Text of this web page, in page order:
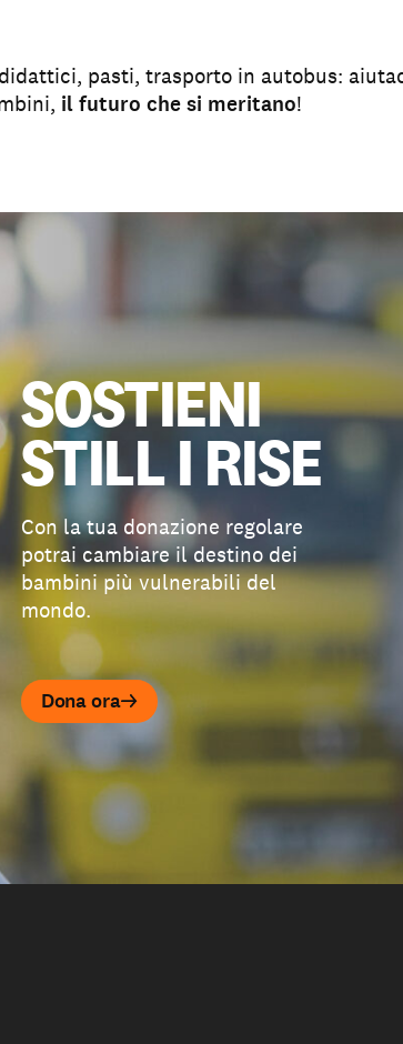
pasti, trasporto in autobus:
il futuro che si meritano!
SOSTIENI
STILL I RISE
Con la tua donazione regolare
potrai cambiare il destino dei
bambini più vulnerabili del
mondo.
Dona ora